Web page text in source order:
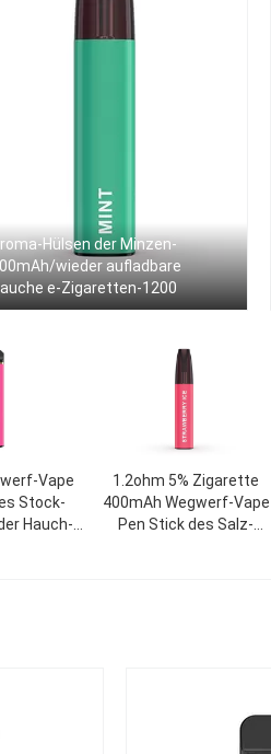
Hülsen der Minzen-
wieder aufladbare
e-Zigaretten-1200
Vape
Stock-
Hauch-
1.2ohm 5% Zigarette
400mAh Wegwerf-Vape
Pen Stick des Salz-